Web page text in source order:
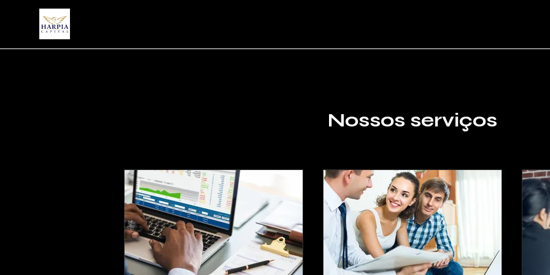
Nossos serviços